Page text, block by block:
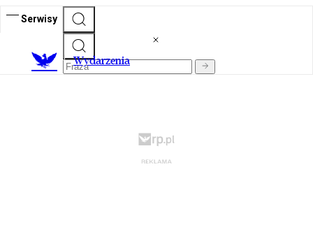
Serwisy
Wydarzenia